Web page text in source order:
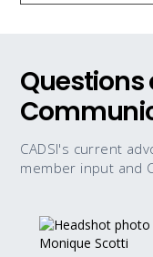
Questions
CADSI's current
member input and